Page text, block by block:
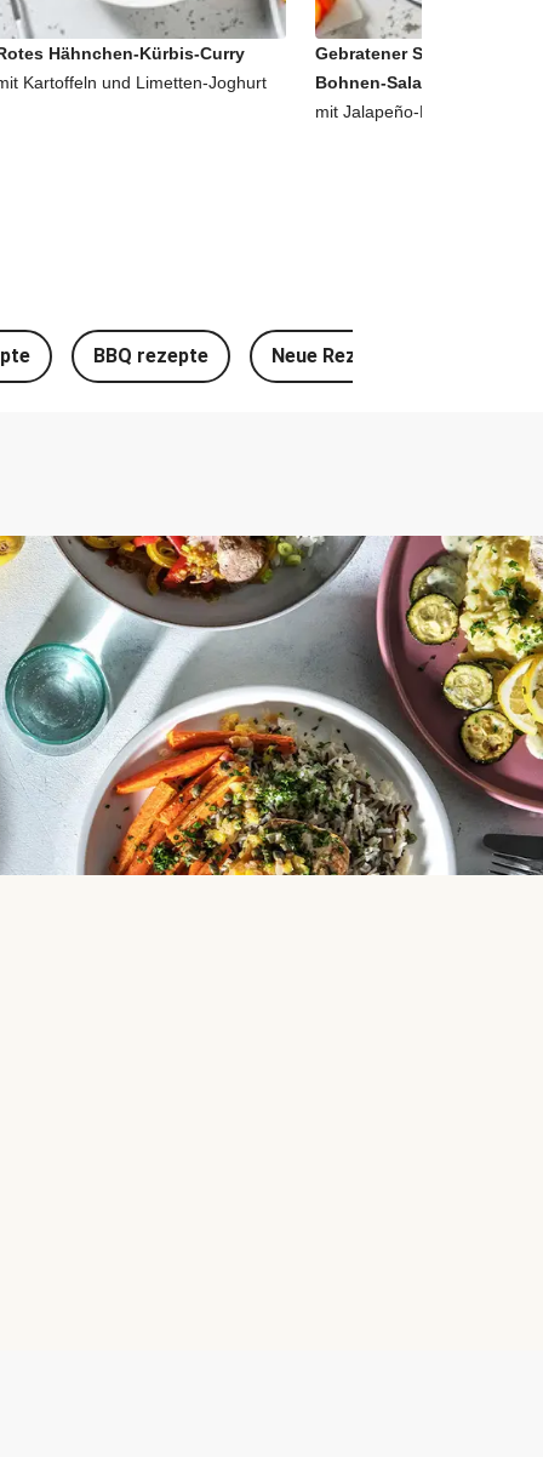
Hähnchen-Kürbis-Curry
Kartoffeln und Limetten-Joghurt
Gebratener Seehecht auf
Bohnen-Salat
mit Jalapeño-Limetten-Dip
BBQ rezepte Neue Rezeptideen